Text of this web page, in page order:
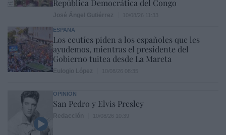
República Democrática del Congo
ESPAÑA
Los ceutíes piden a los españoles que les
ayudemos, mientras el presidente del
Gobierno tuitea desde La Mareta
OPINIÓN
San Pedro y Elvis Presley